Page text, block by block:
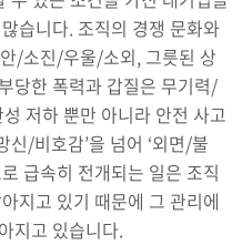
습니다. 조직의 경쟁 문화와
/소진/우울/소외, 그릇된 상
당한 폭력과 갑질은 무기력/
저하 뿐만 아니라 안전 사고
신/비호감’을 넘어 ‘외면/불
급속히 전개되는 일은 조직
지고 있기 때문에 그 관리에
지고 있습니다.